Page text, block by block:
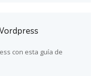
con esta guía de